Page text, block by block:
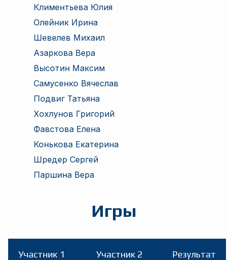
Климентьева Юлия
Олейник Ирина
Шевелев Михаил
Азаркова Вера
Высотин Максим
Самусенко Вячеслав
Подвиг Татьяна
Хохлунов Григорий
Фавстова Елена
Конькова Екатерина
Шредер Сергей
Паршина Вера
Игры
Участник 1 Участник 2 Результат